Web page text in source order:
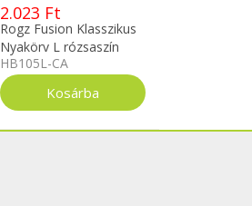
2.023 Ft
Rogz Fusion Klasszikus
Nyakörv L rózsaszín
HB105L-CA